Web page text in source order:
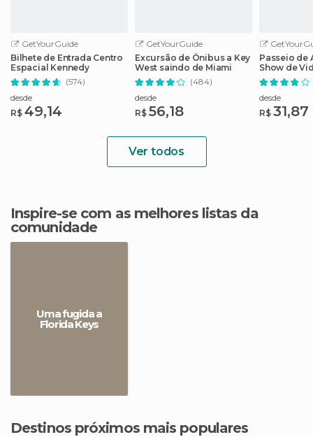
GetYourGuide
Bilhete de Entrada Centro
Espacial Kennedy
(574)
desde
R$ 49,14
GetYourGuide
Excursão de Ônibus a Key
West saindo de Miami
(484)
desde
R$ 56,18
Passeio de
Show de
em
desde
R$ 31,87
Ver todos
Inspire-se com as melhores listas da
comunidade
Uma fugida a
Florida Keys
Destinos próximos mais populares